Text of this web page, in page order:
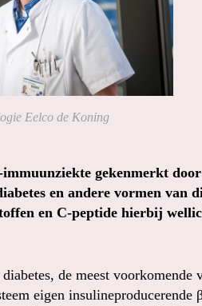
Eelco de Koning
immuunziekte gekenmerkt
en andere vormen
en C-peptide hierbij
de meest
eigen